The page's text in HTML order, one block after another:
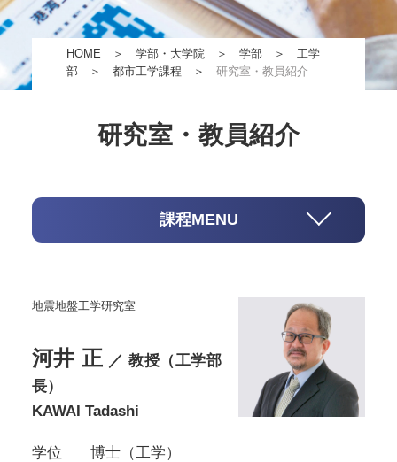
HOME ＞ 学部・大学院＞ 学部＞ 工学
部＞ 都市工学課程 ＞ 研究室・教員紹介
研究室・教員紹介
課程MENU
地震地盤工学研究室
河井 正 ／ 教授（工学部
長）
KAWAI Tadashi
学位 博士（工学）